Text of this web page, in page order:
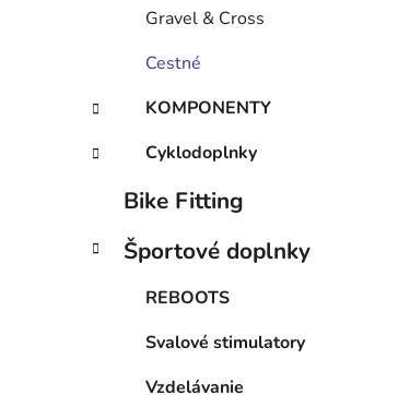
Gravel & Cross
Cestné
KOMPONENTY
Cyklodoplnky
Bike Fitting
Športové doplnky
REBOOTS
Svalové stimulatory
Vzdelávanie